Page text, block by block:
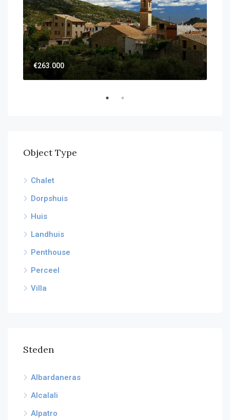
€263.000
Object Type
Chalet
Dorpshuis
Huis
Landhuis
Penthouse
Perceel
Villa
Steden
Albardaneras
Alcalali
Alpatro